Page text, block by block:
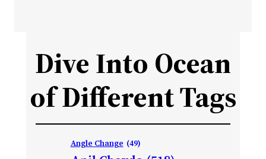
Dive Into Ocean
of Different Tags
Angle Change (49)